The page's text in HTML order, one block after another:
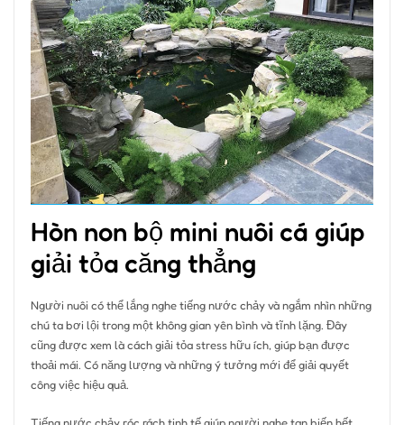
Hòn non bộ mini nuôi cá giúp
giải tỏa căng thẳng
Người nuôi có thể lắng nghe tiếng nước chảy và ngắm nhìn những
chú ta bơi lội trong một không gian yên bình và tĩnh lặng. Đây
cũng được xem là cách giải tỏa stress hữu ích, giúp bạn được
thoải mái. Có năng lượng và những ý tưởng mới để giải quyết
công việc hiệu quả.